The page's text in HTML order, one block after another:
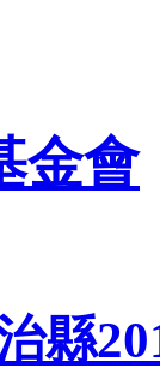
金會
縣